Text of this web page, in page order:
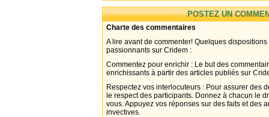
POSTEZ UN
Charte des commentaires
A lire avant de commenter! Quelques
passionnants sur Cridem :
Commentez pour enrichir : Le but des
enrichissants à partir des articles publiés sur
Respectez vos interlocuteurs : Pour assurer des
le respect des participants. Donnez à chacun le
vous. Appuyez vos réponses sur des faits et des
invectives.